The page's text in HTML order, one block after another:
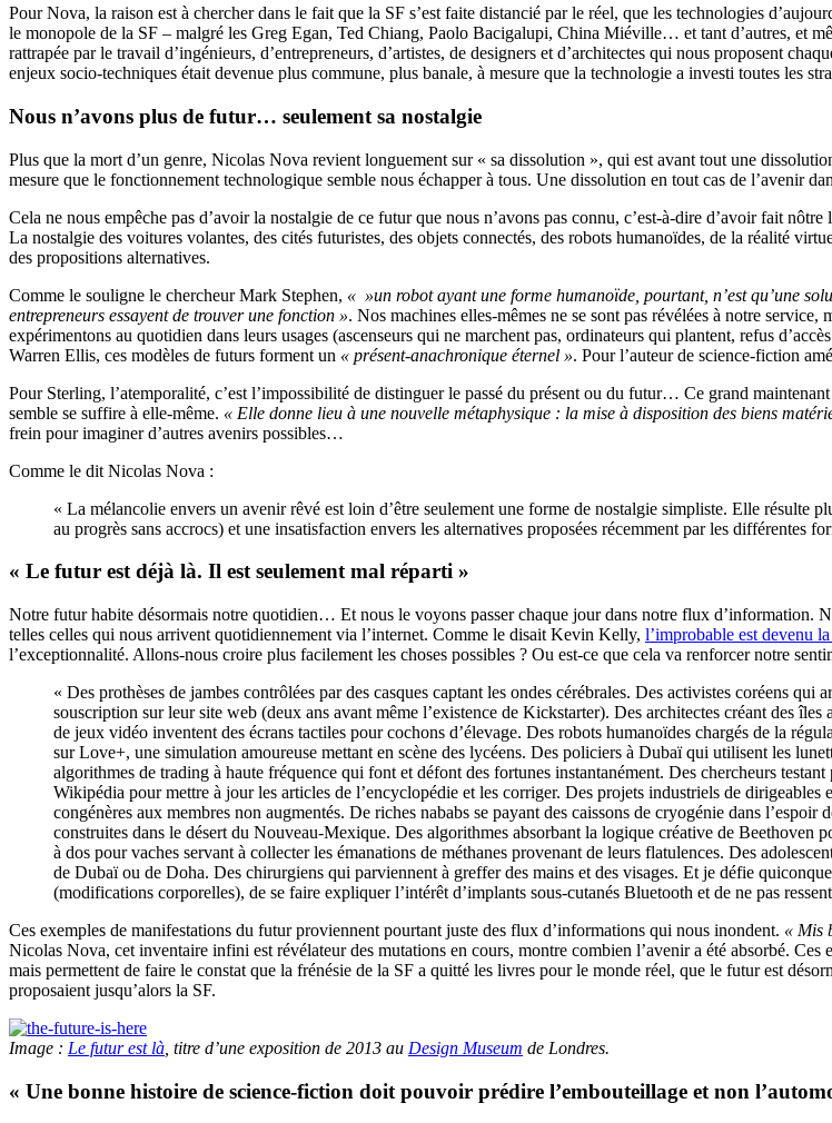
Pour Nova, la raison est à chercher dans le fait que la SF s’est faite distancié par le réel, que les technologies
le monopole de la SF – malgré les Greg Egan, Ted Chiang, Paolo Bacigalupi, China Miéville… et tant d’autres, et
rattrapée par le travail d’ingénieurs, d’entrepreneurs, d’artistes, de designers et d’architectes qui nous proposent
enjeux socio-techniques était devenue plus commune, plus banale, à mesure que la technologie a investi toutes les
Nous n’avons plus de futur… seulement sa nostalgie
Plus que la mort d’un genre, Nicolas Nova revient longuement sur « sa dissolution », qui est avant tout une
mesure que le fonctionnement technologique semble nous échapper à tous. Une dissolution en tout cas de l’avenir
Cela ne nous empêche pas d’avoir la nostalgie de ce futur que nous n’avons pas connu, c’est-à-dire d’avoir fait
La nostalgie des voitures volantes, des cités futuristes, des objets connectés, des robots humanoïdes, de la réalité
des propositions alternatives.
Comme le souligne le chercheur Mark Stephen, « »un robot ayant une forme humanoïde, pourtant, n’est qu’une
entrepreneurs essayent de trouver une fonction ». Nos machines elles-mêmes ne se sont pas révélées à notre
expérimentons au quotidien dans leurs usages (ascenseurs qui ne marchent pas, ordinateurs qui plantent, refus
Warren Ellis, ces modèles de futurs forment un « présent-anachronique éternel ». Pour l’auteur de science-fiction
Pour Sterling, l’atemporalité, c’est l’impossibilité de distinguer le passé du présent ou du futur… Ce grand
semble se suffire à elle-même. « Elle donne lieu à une nouvelle métaphysique : la mise à disposition des biens
frein pour imaginer d’autres avenirs possibles…
Comme le dit Nicolas Nova :
« La mélancolie envers un avenir rêvé est loin d’être seulement une forme de nostalgie simpliste. Elle résulte
au progrès sans accrocs) et une insatisfaction envers les alternatives proposées récemment par les différentes
« Le futur est déjà là. Il est seulement mal réparti »
Notre futur habite désormais notre quotidien… Et nous le voyons passer chaque jour dans notre flux d’information.
telles celles qui nous arrivent quotidiennement via l’internet. Comme le disait Kevin Kelly, l’improbable est devenu
l’exceptionnalité. Allons-nous croire plus facilement les choses possibles ? Ou est-ce que cela va renforcer notre
« Des prothèses de jambes contrôlées par des casques captant les ondes cérébrales. Des activistes coréens
souscription sur leur site web (deux ans avant même l’existence de Kickstarter). Des architectes créant des
de jeux vidéo inventent des écrans tactiles pour cochons d’élevage. Des robots humanoïdes chargés de la
sur Love+, une simulation amoureuse mettant en scène des lycéens. Des policiers à Dubaï qui utilisent les
algorithmes de trading à haute fréquence qui font et défont des fortunes instantanément. Des chercheurs
Wikipédia pour mettre à jour les articles de l’encyclopédie et les corriger. Des projets industriels de
congénères aux membres non augmentés. De riches nababs se payant des caissons de cryogénie dans
construites dans le désert du Nouveau-Mexique. Des algorithmes absorbant la logique créative de Beethoven
à dos pour vaches servant à collecter les émanations de méthanes provenant de leurs flatulences. Des
de Dubaï ou de Doha. Des chirurgiens qui parviennent à greffer des mains et des visages. Et je défie
(modifications corporelles), de se faire expliquer l’intérêt d’implants sous-cutanés Bluetooth et de ne pas
Ces exemples de manifestations du futur proviennent pourtant juste des flux d’informations qui nous inondent. « Mis
Nicolas Nova, cet inventaire infini est révélateur des mutations en cours, montre combien l’avenir a été absorbé.
mais permettent de faire le constat que la frénésie de la SF a quitté les livres pour le monde réel, que le futur est
proposaient jusqu’alors la SF.
Image : Le futur est là , titre d’une exposition de 2013 au Design Museum de Londres.
« Une bonne histoire de science-fiction doit pouvoir prédire l’embouteillage et non